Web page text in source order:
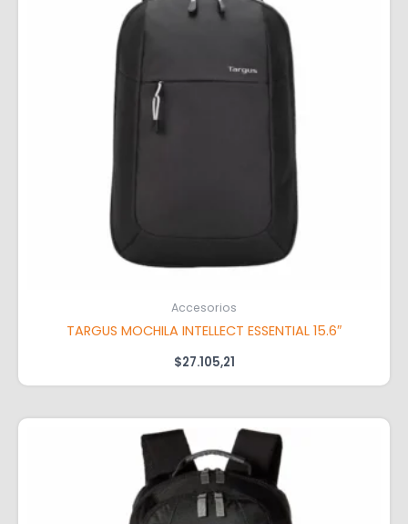
Accesorios
TARGUS MOCHILA INTELLECT ESSENTIAL 15.6″
$27.105,21